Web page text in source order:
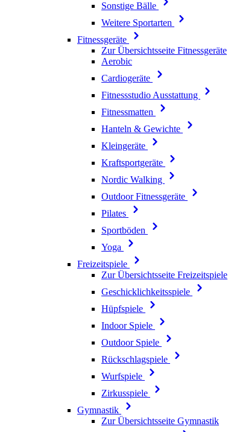
Sonstige Bälle
Weitere Sportarten
Fitnessgeräte
Zur Übersichtsseite Fitnessgeräte
Aerobic
Cardiogeräte
Fitnessstudio Ausstattung
Fitnessmatten
Hanteln & Gewichte
Kleingeräte
Kraftsportgeräte
Nordic Walking
Outdoor Fitnessgeräte
Pilates
Sportböden
Yoga
Freizeitspiele
Zur Übersichtsseite Freizeitspiele
Geschicklichkeitsspiele
Hüpfspiele
Indoor Spiele
Outdoor Spiele
Rückschlagspiele
Wurfspiele
Zirkusspiele
Gymnastik
Zur Übersichtsseite Gymnastik